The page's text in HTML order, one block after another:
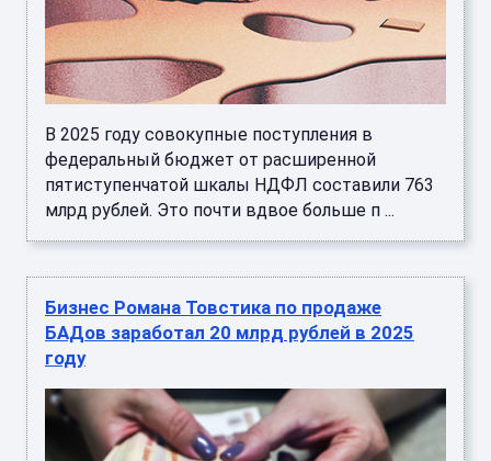
В 2025 году совокупные поступления в
федеральный бюджет от расширенной
пятиступенчатой шкалы НДФЛ составили 763
млрд рублей. Это почти вдвое больше п ...
Бизнес Романа Товстика по продаже
БАДов заработал 20 млрд рублей в 2025
году